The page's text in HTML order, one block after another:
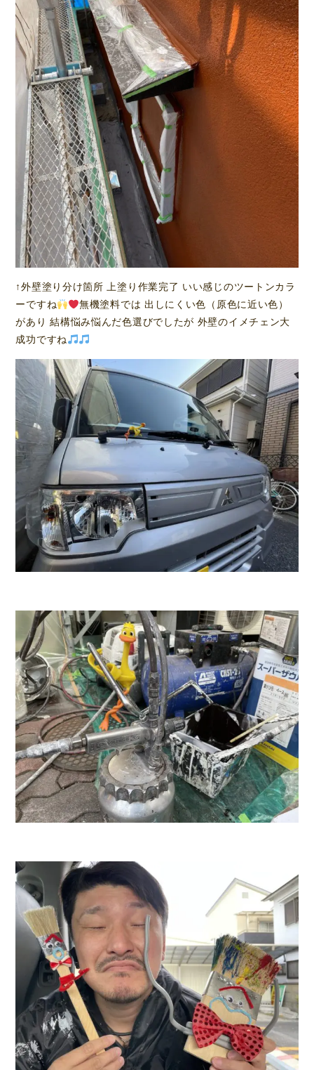
↑外壁塗り分け箇所 上塗り作業完了 いい感じのツートンカラ
ーですね
無機塗料では 出しにくい色（原色に近い色）
があり 結構悩み悩んだ色選びでしたが 外壁のイメチェン大
成功ですね